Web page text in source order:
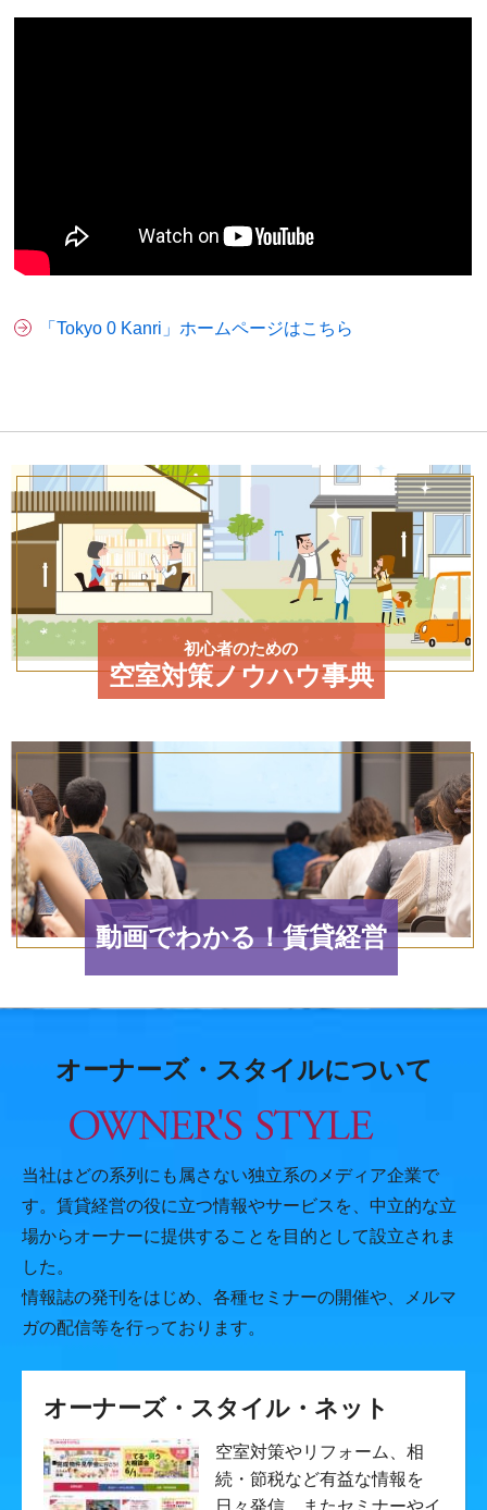
「Tokyo 0 Kanri」ホームページはこちら
初心者のための
空室対策ノウハウ事典
動画でわかる！賃貸経営
オーナーズ・スタイルについて
当社はどの系列にも属さない独立系のメディア企業で
す。賃貸経営の役に立つ情報やサービスを、中立的な立
場からオーナーに提供することを目的として設立されま
した。
情報誌の発刊をはじめ、各種セミナーの開催や、メルマ
ガの配信等を行っております。
オーナーズ・スタイル・ネット
空室対策やリフォーム、相
続・節税など有益な情報を